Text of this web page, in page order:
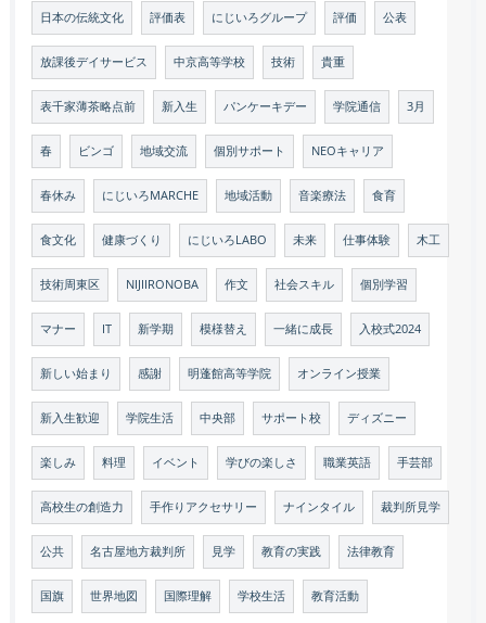
日本の伝統文化 評価表 にじいろグループ 評価 公表
放課後デイサービス 中京高等学校 技術 貴重
表千家薄茶略点前 新入生 パンケーキデー 学院通信 3月
春 ビンゴ 地域交流 個別サポート NEOキャリア
春休み にじいろMARCHE 地域活動 音楽療法 食育
食文化 健康づくり にじいろLABO 未来 仕事体験 木工
技術周東区 NIJIIRONOBA 作文 社会スキル 個別学習
マナー IT 新学期 模様替え 一緒に成長 入校式2024
新しい始まり 感謝 明蓬館高等学院 オンライン授業
新入生歓迎 学院生活 中央部 サポート校 ディズニー
楽しみ 料理 イベント 学びの楽しさ 職業英語 手芸部
高校生の創造力 手作りアクセサリー ナインタイル 裁判所見学
公共 名古屋地方裁判所 見学 教育の実践 法律教育
国旗 世界地図 国際理解 学校生活 教育活動